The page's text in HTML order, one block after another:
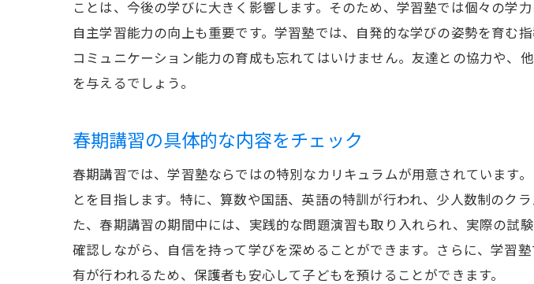
学習塾での経験がも
保護者と連携した
ことは、今後の学びに大きく影響します。そのため、学習塾では個々の学
自主学習能力の向上も重要です。学習塾では、自発的な学びの姿勢を育む
コミュニケーション能力の育成も忘れてはいけません。友達との協力や、
を与えるでしょう。
春期講習の具体的な内容をチェック
春期講習では、学習塾ならではの特別なカリキュラムが用意されています
とを目指します。特に、算数や国語、英語の特訓が行われ、少人数制のク
た、春期講習の期間中には、実践的な問題演習も取り入れられ、実際の試
確認しながら、自信を持って学びを深めることができます。さらに、学習
有が行われるため、保護者も安心して子どもを預けることができます。